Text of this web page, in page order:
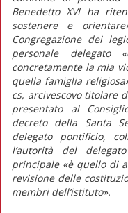
Benedetto XVI ha
sostenere e
Congregazione dei
personale
concretamente la mia
quella famiglia
cs, arcivescovo titolare
presentato al
decreto della Santa
delegato pontificio,
l’autorità del
principale «è quello di
revisione delle
membri dell’istituto».